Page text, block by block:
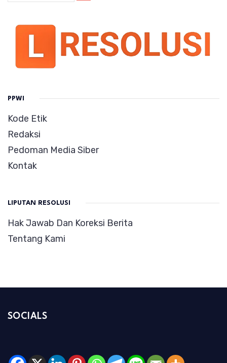
PPWI
Kode Etik
Redaksi
Pedoman Media Siber
Kontak
LIPUTAN RESOLUSI
Hak Jawab Dan Koreksi Berita
Tentang Kami
SOCIALS